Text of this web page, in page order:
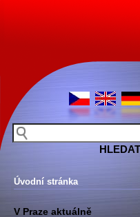
Úvodní stránka
V Praze aktuálně